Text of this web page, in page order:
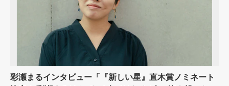
彩瀬まるインタビュー「『新しい星』直木賞ノミネート